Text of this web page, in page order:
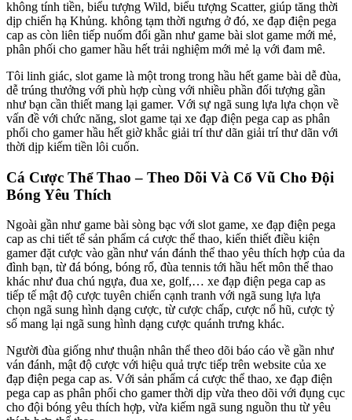
không tính tiền, biểu tượng Wild, biểu tượng Scatter, giúp tăng thời
dịp chiến hạ Khủng. không tạm thời ngưng ở đó, xe đạp điện pega
cap as còn liên tiếp nuốm đổi gần như game bài slot game mới mẻ,
phân phối cho gamer hầu hết trải nghiệm mới mẻ lạ với đam mê.
Tôi linh giác, slot game là một trong trong hầu hết game bài dễ đùa,
dễ trúng thưởng với phù hợp cùng với nhiều phần đối tượng gần
như bạn cần thiết mang lại gamer. Với sự ngã sung lựa lựa chọn về
vấn đề với chức năng, slot game tại xe đạp điện pega cap as phân
phối cho gamer hầu hết giờ khắc giải trí thư dãn giải trí thư dãn với
thời dịp kiếm tiền lôi cuốn.
Cá Cược Thể Thao – Theo Dõi Và Cổ Vũ Cho Đội
Bóng Yêu Thích
Ngoài gần như game bài sòng bạc với slot game, xe đạp điện pega
cap as chi tiết tế sản phẩm cá cược thể thao, kiến thiết điều kiện
gamer đặt cược vào gần như ván đánh thể thao yêu thích hợp của da
đình bạn, từ đá bóng, bóng rổ, đùa tennis tới hầu hết môn thể thao
khác như đua chú ngựa, đua xe, golf,… xe đạp điện pega cap as
tiếp tế mật độ cược tuyên chiến cạnh tranh với ngã sung lựa lựa
chọn ngã sung hình dạng cược, từ cược chấp, cược nổ hũ, cược tỷ
số mang lại ngã sung hình dạng cược quánh trưng khác.
Người đùa giống như thuận nhân thể theo dõi báo cáo về gần như
ván đánh, mật độ cược với hiệu quả trực tiếp trên website của xe
đạp điện pega cap as. Với sản phẩm cá cược thể thao, xe đạp điện
pega cap as phân phối cho gamer thời dịp vừa theo dõi với đụng cục
cho đội bóng yêu thích hợp, vừa kiếm ngã sung nguồn thu từ yêu